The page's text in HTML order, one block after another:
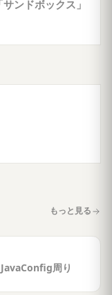
ンドボックス」
もっと見る
周り